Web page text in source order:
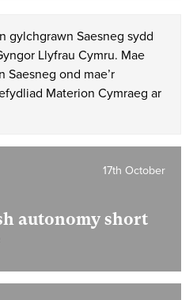
gylchgrawn Saesneg sydd
Llyfrau Cymru. Mae
Saesneg ond mae’r
Materion Cymraeg ar
autonomy short
17th October